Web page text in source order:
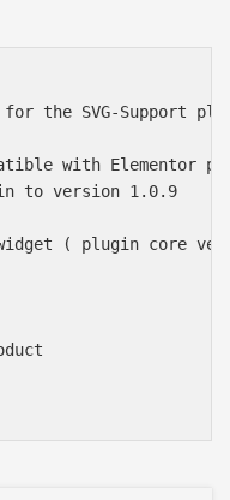
the SVG-Support
with Elementor
to version 1.0.9
( plugin core